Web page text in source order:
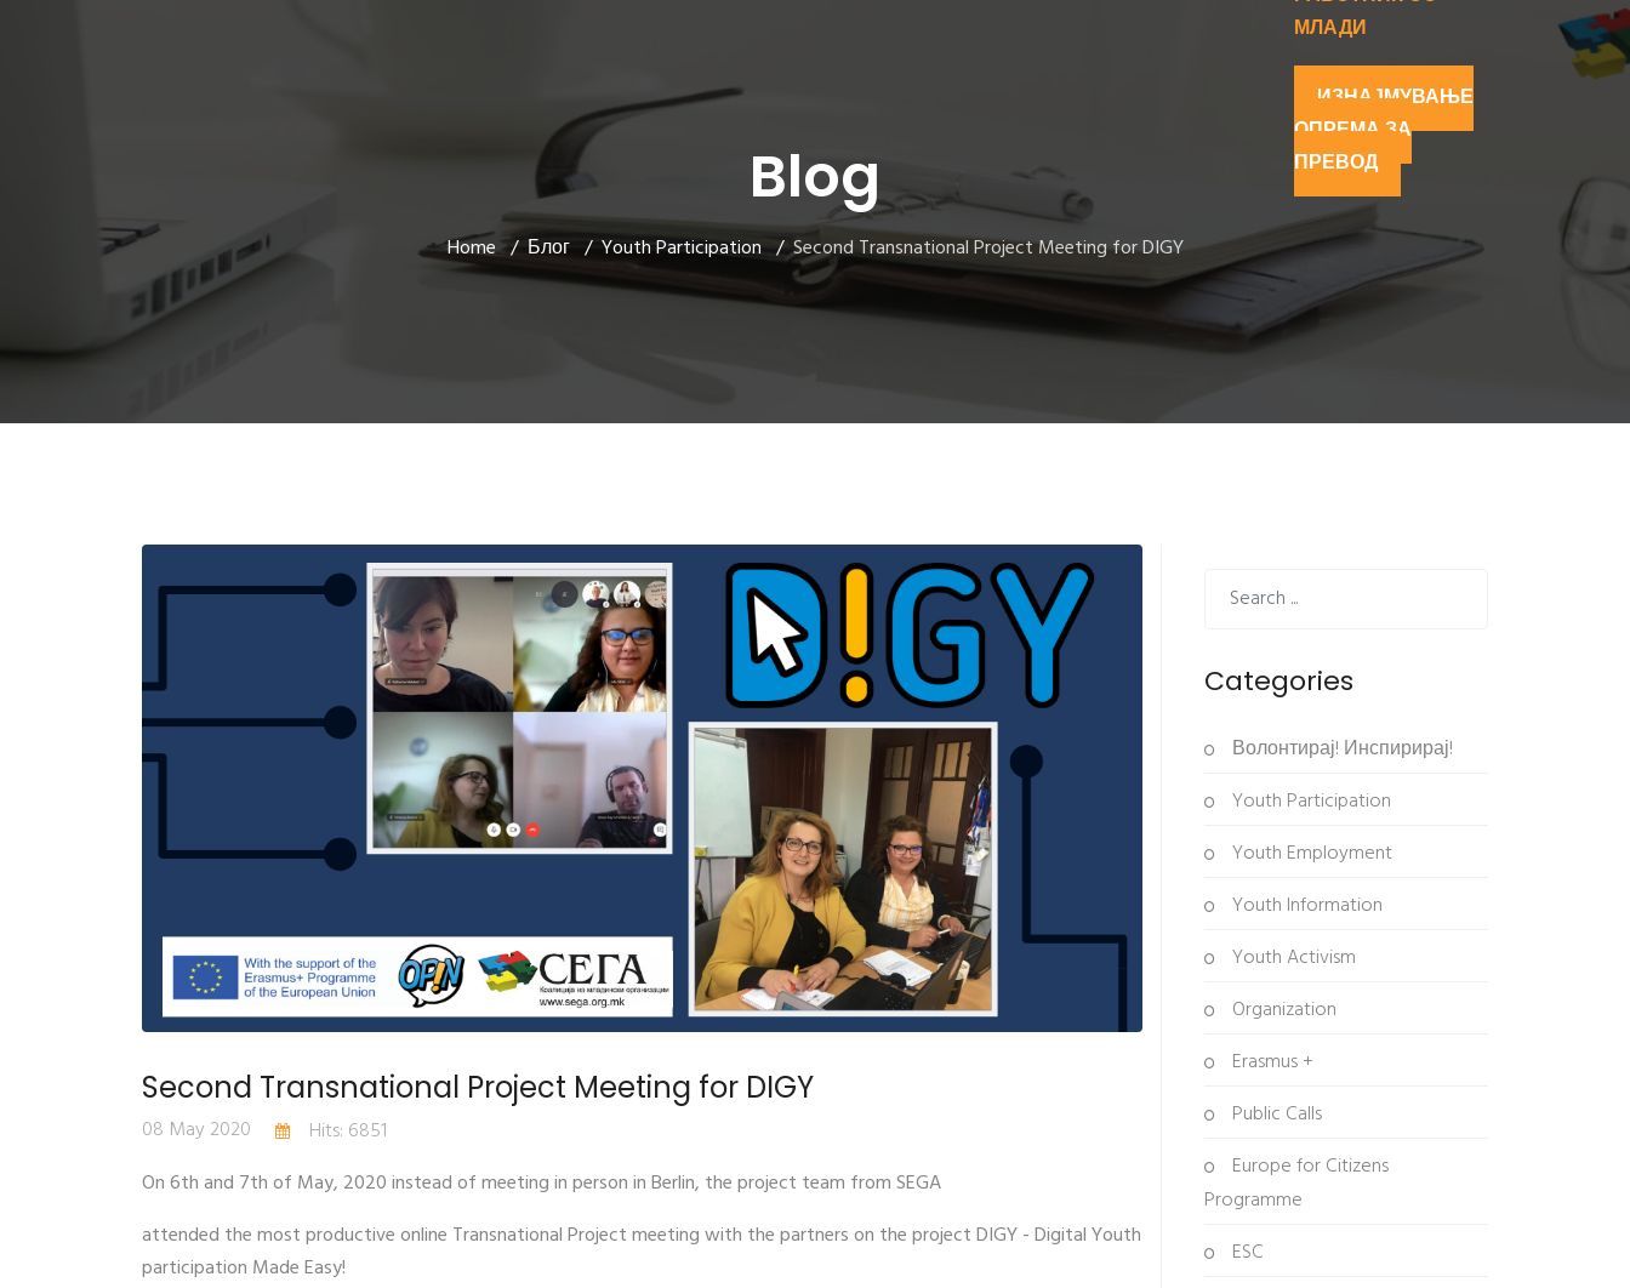
МЛАДИ
ИЗНАЈМУВАЊЕ
ОПРЕМА ЗА
ПРЕВОД
Blog
Home Блог Youth Participation Second Transnational Project Meeting for DIGY
Second Transnational Project Meeting for DIGY
08 May 2020
Hits: 6851
On 6th and 7th of May, 2020 instead of meeting in person in Berlin, the project team from SEGA
attended the most productive online Transnational Project meeting with the partners on the project DIGY - Digital Youth
participation Made Easy!
Categories
Волонтирај! Инспирирај!
Youth Participation
Youth Employment
Youth Information
Youth Activism
Organization
Erasmus +
Public Calls
Europe for Citizens
Programme
ESC